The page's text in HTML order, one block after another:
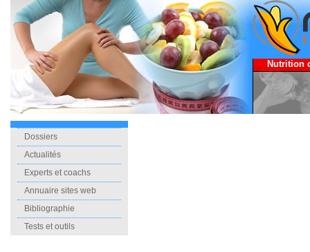
Nutrition
Dossiers
Actualités
Experts et coachs
Annuaire sites web
Bibliographie
Tests et outils